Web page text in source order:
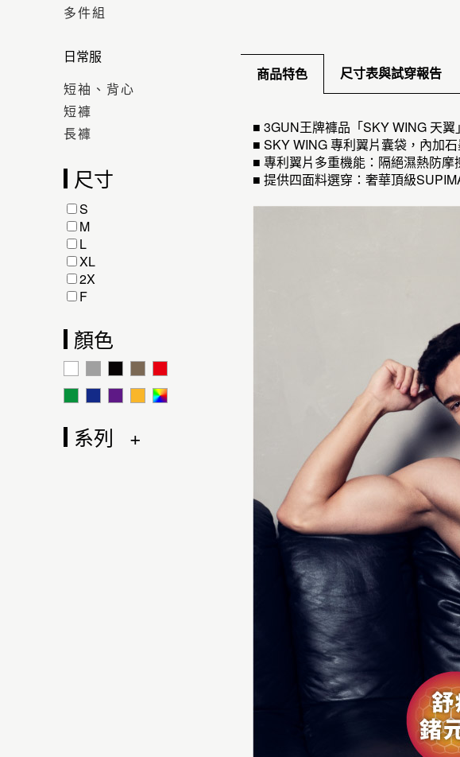
多件組
日常服
短袖、背心
短褲
長褲
尺寸
S
M
L
XL
2X
F
顏色
系列
商品特色 尺寸表與試穿報告
■ 3GUN王牌褲品「SKY WING 天
■ SKY WING 專利翼片囊袋，內加
■ 專利翼片多重機能：隔絕濕熱防
■ 提供四面料選穿：奢華頂級